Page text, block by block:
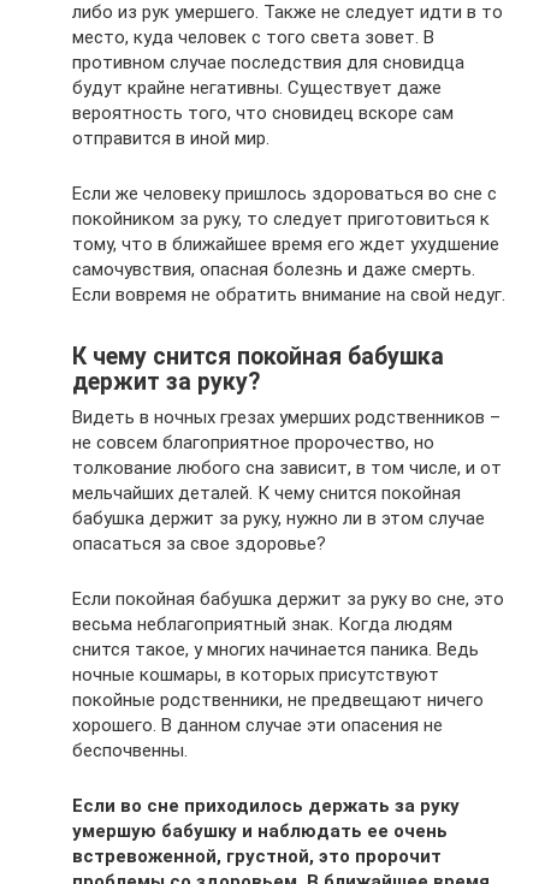
либо из рук умершего. Также не следует идти в то
место, куда человек с того света зовет. В
противном случае последствия для сновидца
будут крайне негативны. Существует даже
вероятность того, что сновидец вскоре сам
отправится в иной мир.
Если же человеку пришлось здороваться во сне с
покойником за руку, то следует приготовиться к
тому, что в ближайшее время его ждет ухудшение
самочувствия, опасная болезнь и даже смерть.
Если вовремя не обратить внимание на свой недуг.
К чему снится покойная бабушка
держит за руку?
Видеть в ночных грезах умерших родственников –
не совсем благоприятное пророчество, но
толкование любого сна зависит, в том числе, и от
мельчайших деталей. К чему снится покойная
бабушка держит за руку, нужно ли в этом случае
опасаться за свое здоровье?
Если покойная бабушка держит за руку во сне, это
весьма неблагоприятный знак. Когда людям
снится такое, у многих начинается паника. Ведь
ночные кошмары, в которых присутствуют
покойные родственники, не предвещают ничего
хорошего. В данном случае эти опасения не
беспочвенны.
Если во сне приходилось держать за руку
умершую бабушку и наблюдать ее очень
встревоженной, грустной, это пророчит